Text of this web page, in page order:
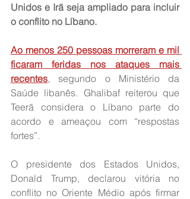
Unidos e Irã seja ampliado para incluir
o conflito no Líbano.
Ao menos 250 pessoas morreram e mil
ficaram feridas nos ataques mais
recentes, segundo o Ministério da
Saúde libanês. Ghalibaf reiterou que
Teerã considera o Líbano parte do
acordo e ameaçou com “respostas
fortes”.
O presidente dos Estados Unidos,
Donald Trump, declarou vitória no
conflito no Oriente Médio após firmar